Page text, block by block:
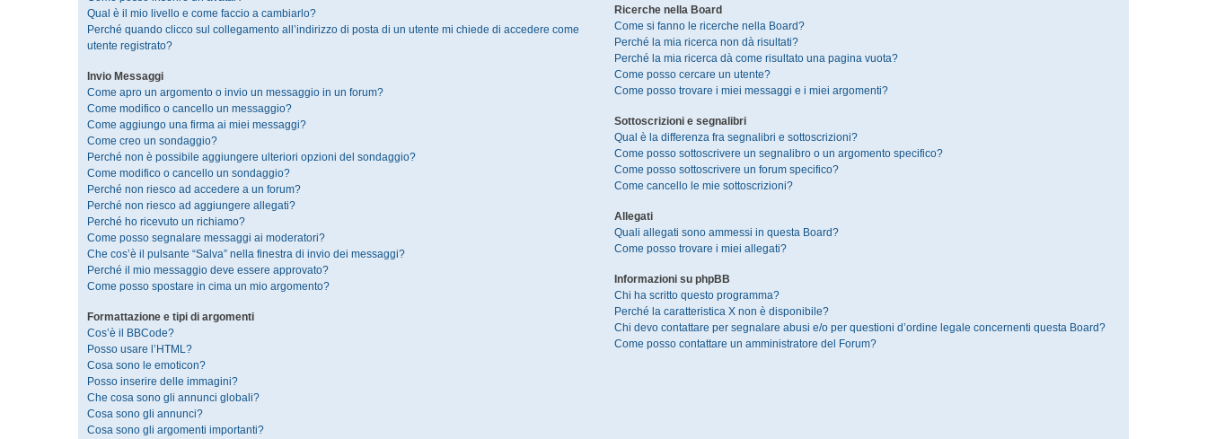
Qual è il mio livello e come faccio a cambiarlo?
Perché quando clicco sul collegamento all’indirizzo di posta di un utente mi chiede di accedere come
utente registrato?
Invio Messaggi
Come apro un argomento o invio un messaggio in un forum?
Come modifico o cancello un messaggio?
Come aggiungo una firma ai miei messaggi?
Come creo un sondaggio?
Perché non è possibile aggiungere ulteriori opzioni del sondaggio?
Come modifico o cancello un sondaggio?
Perché non riesco ad accedere a un forum?
Perché non riesco ad aggiungere allegati?
Perché ho ricevuto un richiamo?
Come posso segnalare messaggi ai moderatori?
Che cos’è il pulsante “Salva” nella finestra di invio dei messaggi?
Perché il mio messaggio deve essere approvato?
Come posso spostare in cima un mio argomento?
Formattazione e tipi di argomenti
Cos’è il BBCode?
Posso usare l’HTML?
Cosa sono le emoticon?
Posso inserire delle immagini?
Che cosa sono gli annunci globali?
Cosa sono gli annunci?
Cosa sono gli argomenti importanti?
Ricerche nella Board
Come si fanno le ricerche nella Board?
Perché la mia ricerca non dà risultati?
Perché la mia ricerca dà come risultato una pagina vuota?
Come posso cercare un utente?
Come posso trovare i miei messaggi e i miei argomenti?
Sottoscrizioni e segnalibri
Qual è la differenza fra segnalibri e sottoscrizioni?
Come posso sottoscrivere un segnalibro o un argomento specifico?
Come posso sottoscrivere un forum specifico?
Come cancello le mie sottoscrizioni?
Allegati
Quali allegati sono ammessi in questa Board?
Come posso trovare i miei allegati?
Informazioni su phpBB
Chi ha scritto questo programma?
Perché la caratteristica X non è disponibile?
Chi devo contattare per segnalare abusi e/o per questioni d’ordine legale concernenti questa Board?
Come posso contattare un amministratore del Forum?